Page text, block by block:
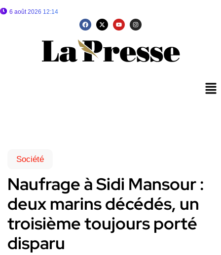
6 août 2026 12:14
Société
Naufrage à Sidi Mansour :
deux marins décédés, un
troisième toujours porté
disparu